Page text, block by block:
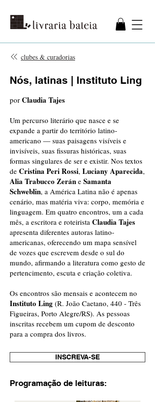
clubes & curadorias
Nós, latinas | Instituto Ling
por Claudia Tajes
Um percurso literário que nasce e se
expande a partir do território latino-
americano — suas paisagens visíveis e
invisíveis, suas fissuras históricas, suas
formas singulares de ser e existir. Nos textos
de Cristina Peri Rossi, Luciany Aparecida,
Alia Trabucco Zerán e Samanta
Schweblin, a América Latina não é apenas
cenário, mas matéria viva: corpo, memória e
linguagem. Em quatro encontros, um a cada
mês, a escritora e roteirista Claudia Tajes
apresenta diferentes autoras latino-
americanas, oferecendo um mapa sensível
de vozes que escrevem desde o sul do
mundo, afirmando a literatura como gesto de
pertencimento, escuta e criação coletiva.
Os encontros são mensais e acontecem no
Instituto Ling (R. João Caetano, 440 - Três
Figueiras, Porto Alegre/RS). As pessoas
inscritas recebem um cupom de desconto
para a compra dos livros.
INSCREVA-SE
Programação de leituras: